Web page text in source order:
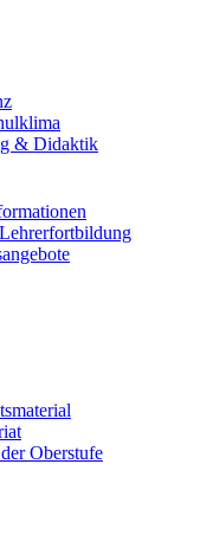
& Didaktik
Oberstufe